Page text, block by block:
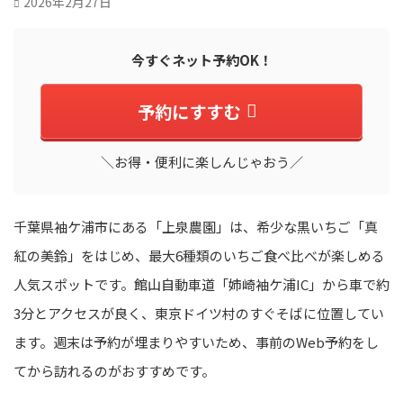
今すぐネット予約OK！
予約にすすむ
＼お得・便利に楽しんじゃおう／
千葉県袖ケ浦市にある「上泉農園」は、希少な黒いちご「真
紅の美鈴」をはじめ、最大6種類のいちご食べ比べが楽しめる
人気スポットです。館山自動車道「姉崎袖ケ浦IC」から車で約
3分とアクセスが良く、東京ドイツ村のすぐそばに位置してい
ます。週末は予約が埋まりやすいため、事前のWeb予約をし
てから訪れるのがおすすめです。